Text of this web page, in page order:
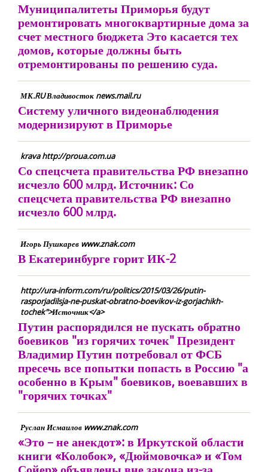
Муниципалитеты Приморья будут
ремонтировать многоквартирные дома за
счет местного бюджета Это касается тех
домов, которые должны быть
отремонтированы по решению суда.
МК.RU Владивосток news.mail.ru
Систему уличного видеонаблюдения
модернизируют в Приморье
krava http://proua.com.ua
Со спецсчета правительства РФ внезапно
исчезло 600 млрд. Источник: Со
спецсчета правительства РФ внезапно
исчезло 600 млрд.
Игорь Пушкарев www.znak.com
В Екатеринбурге горит ИК-2
http://ura-inform.com/ru/politics/2015/03/26/putin-
rasporjadilsja-ne-puskat-obratno-boevikov-iz-gorjachikh-
tochek">Источник</a>
Путин распорядился не пускать обратно
боевиков "из горячих точек" Президент
Владимир Путин потребовал от ФСБ
пресечь все попытки попасть в Россию "а
особенно в Крым" боевиков, воевавших в
"горячих точках"
Руслан Исмаилов www.znak.com
«Это – не анекдот»: в Иркутской области
книги «Колобок», «Дюймовочка» и «Том